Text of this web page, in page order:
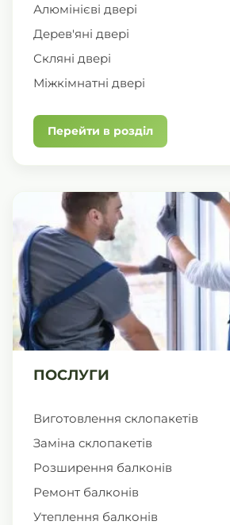
Алюмінієві двері
Дерев'яні двері
Скляні двері
Міжкімнатні двері
Перейти в розділ
ПОСЛУГИ
Виготовлення склопакетів
Заміна склопакетів
Розширення балконів
Ремонт балконів
Утеплення балконів